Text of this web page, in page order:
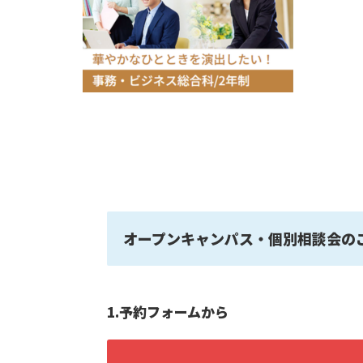
オープンキャンパス・個別相談会の
1.予約フォームから